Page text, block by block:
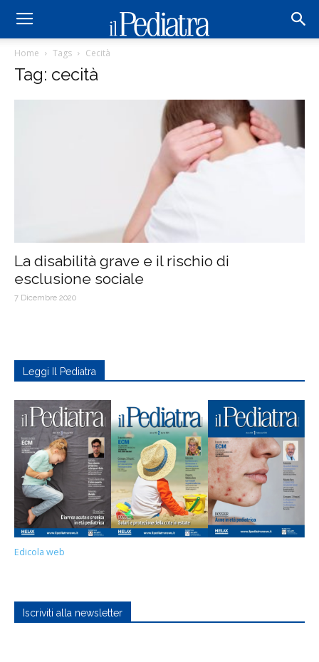
Home Tags Cecità
Tag: cecità
La disabilità grave e il rischio di
esclusione sociale
7 Dicembre 2020
Leggi Il Pediatra
Edicola web
Iscriviti alla newsletter